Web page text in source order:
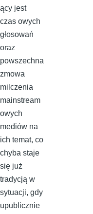
ący jest
czas owych
głosowań
oraz
powszechna
zmowa
milczenia
mainstream
owych
mediów na
ich temat, co
chyba staje
się już
tradycją w
sytuacji, gdy
upublicznie